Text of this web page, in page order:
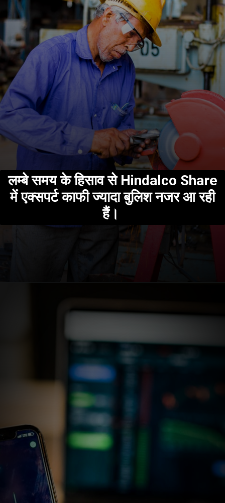
लम्बे समय के हिसाव से Hindalco Share
में एक्सपर्ट काफी ज्यादा बुलिश नजर आ रही
हैं।